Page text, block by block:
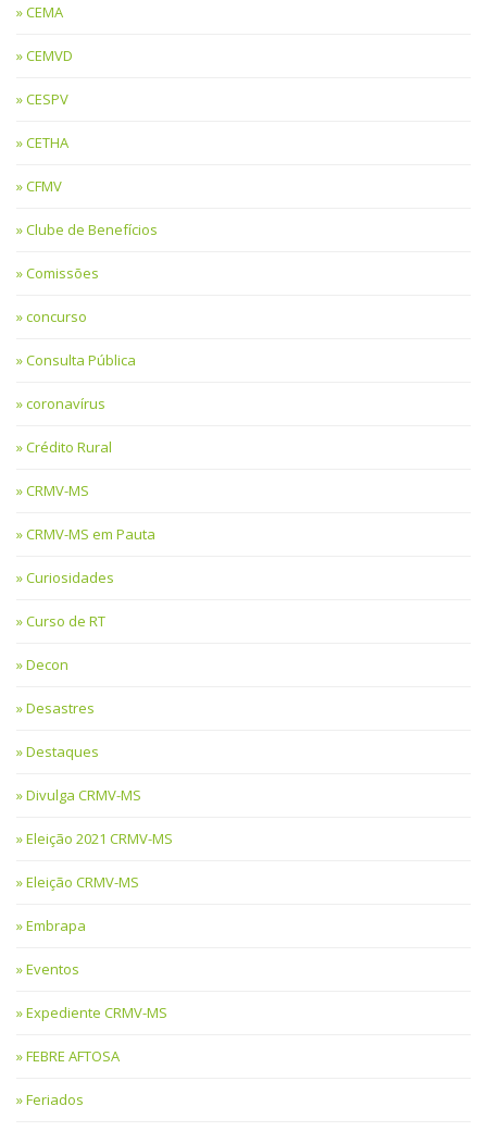
CEMA
CEMVD
CESPV
CETHA
CFMV
Clube de Benefícios
Comissões
concurso
Consulta Pública
coronavírus
Crédito Rural
CRMV-MS
CRMV-MS em Pauta
Curiosidades
Curso de RT
Decon
Desastres
Destaques
Divulga CRMV-MS
Eleição 2021 CRMV-MS
Eleição CRMV-MS
Embrapa
Eventos
Expediente CRMV-MS
FEBRE AFTOSA
Feriados